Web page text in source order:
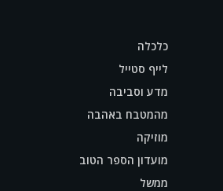
כלכלה
לייף סטייל
מדע וסביבה
מהמטבח באהבה
מוזיקה
מועדון הספר הטוב
ממשל